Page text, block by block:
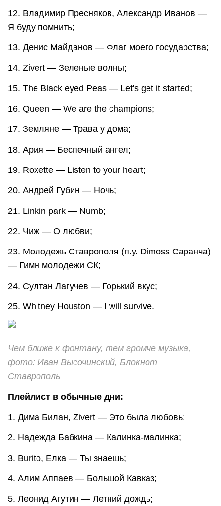
12. Владимир Пресняков, Александр Иванов —
Я буду помнить;
13. Денис Майданов — Флаг моего государства;
14. Zivert — Зеленые волны;
15. The Black eyed Peas — Let's get it started;
16. Queen — We are the champions;
17. Земляне — Трава у дома;
18. Ария — Беспечный ангел;
19. Roxette — Listen to your heart;
20. Андрей Губин — Ночь;
21. Linkin park — Numb;
22. Чиж — О любви;
23. Молодежь Ставрополя (п.у. Dimoss Саранча)
— Гимн молодежи СК;
24. Султан Лагучев — Горький вкус;
25. Whitney Houston — I will survive.
Чем ближе к фонтану, тем громче музыка,
фото: Иван Высочинский, Блокнот
Ставрополь
Плейлист в обычные дни:
1. Дима Билан, Zivert — Это была любовь;
2. Надежда Бабкина — Калинка-малинка;
3. Burito, Елка — Ты знаешь;
4. Алим Аппаев — Большой Кавказ;
5. Леонид Агутин — Летний дождь;